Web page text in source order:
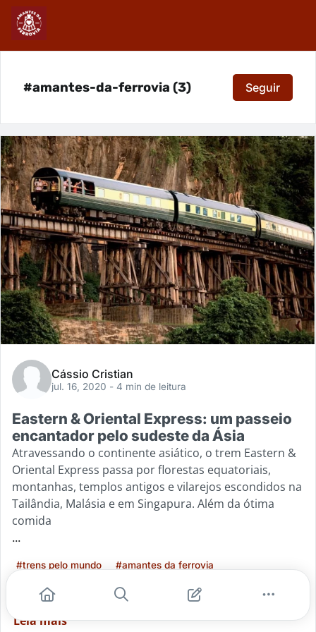
#amantes-da-ferrovia (3) Seguir
Cássio Cristian
jul. 16, 2020 - 4 min de leitura
Eastern & Oriental Express: um passeio
encantador pelo sudeste da Ásia
Atravessando o continente asiático, o trem Eastern &
Oriental Express passa por florestas equatoriais,
montanhas, templos antigos e vilarejos escondidos na
Tailândia, Malásia e em Singapura. Além da ótima
comida
...
#trens pelo mundo
#amantes da ferrovia
#eastern e oriental express
#passeio de trem pela asia
Leia mais